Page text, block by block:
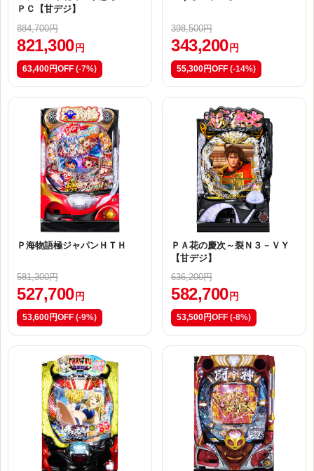
ＰＣ【甘デジ】
884,700円
821,300 円
63,400円OFF (-7%)
398,500円
343,200 円
55,300円OFF (-14%)
Ｐ海物語極ジャパンＨＴＨ
581,300円
527,700 円
53,600円OFF (-9%)
ＰＡ花の慶次～裂Ｎ３－ＶＹ
【甘デジ】
636,200円
582,700 円
53,500円OFF (-8%)